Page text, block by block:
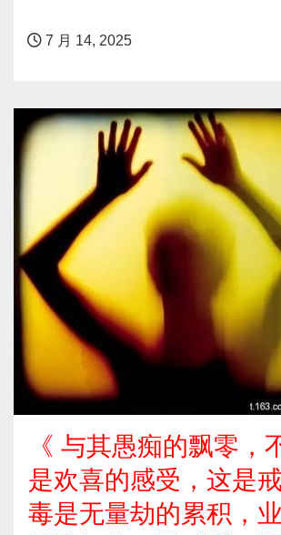
7 月 14, 2025
《 与其愚痴的飘零
是欢喜的感受，这是
毒是无量劫的累积，